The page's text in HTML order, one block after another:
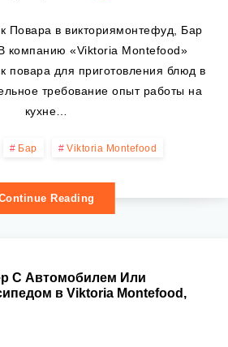
в викториямонтефуд, Бар
компанию «Viktoria Montefood»
повара для приготовления блюд в
требование опыт работы на
кухне…
Бар Viktoria Montefood
Reading
С Автомобилем Или
в Viktoria Montefood,